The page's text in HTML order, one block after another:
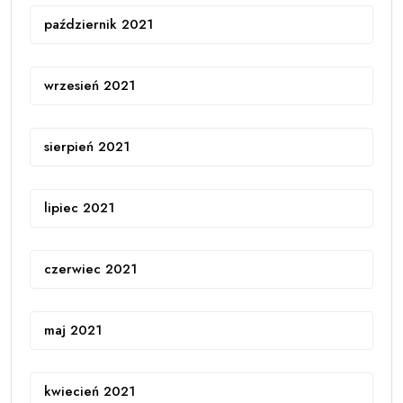
październik 2021
wrzesień 2021
sierpień 2021
lipiec 2021
czerwiec 2021
maj 2021
kwiecień 2021